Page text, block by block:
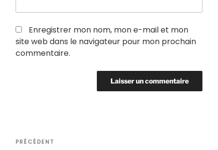
Enregistrer mon nom, mon e-mail et mon
site web dans le navigateur pour mon prochain
commentaire.
Navigation
Article
PRÉCÉDENT